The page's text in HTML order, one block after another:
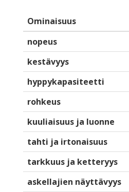
Ominaisuus
nopeus
kestävyys
hyppykapasiteetti
rohkeus
kuuliaisuus ja luonne
tahti ja irtonaisuus
tarkkuus ja ketteryys
askellajien näyttävyys